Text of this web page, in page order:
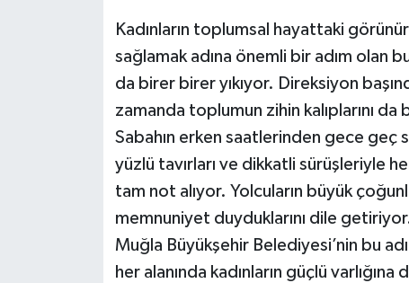
Kadınların toplumsal hayattaki
sağlamak adına önemli bir adım olan
da birer birer yıkıyor. Direksiyon
zamanda toplumun zihin kalıplarını da
Sabahın erken saatlerinden gece geç
yüzlü tavırları ve dikkatli sürüşleriyle
tam not alıyor. Yolcuların büyük
memnuniyet duyduklarını dile
Muğla Büyükşehir Belediyesi’nin bu
her alanında kadınların güçlü